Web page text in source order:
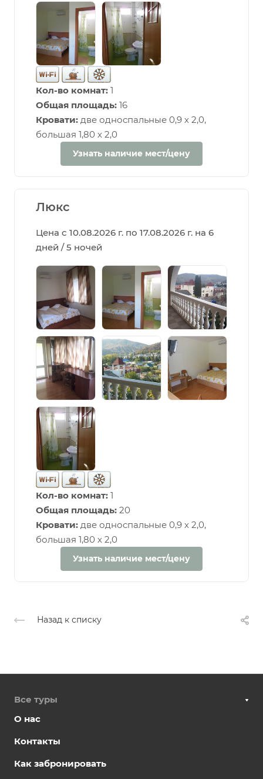
Кол-во комнат: 1
Общая площадь: 16
Кровати: две односпальные 0,9 х 2,0,
большая 1,80 х 2,0
Узнать наличие мест/цену
Люкс
Цена с 10.08.2026 г. по 17.08.2026 г. на 6
дней / 5 ночей
Кол-во комнат: 1
Общая площадь: 20
Кровати: две односпальные 0,9 х 2,0,
большая 1,80 х 2,0
Узнать наличие мест/цену
Назад к списку
Все туры
О нас
Контакты
Как забронировать